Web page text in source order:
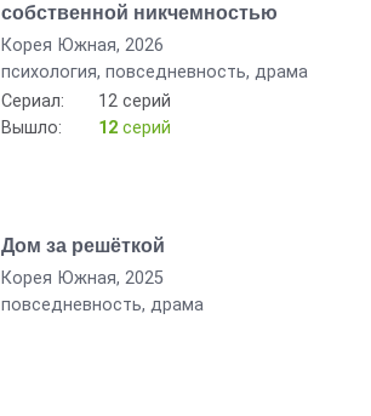
собственной никчемностью
Корея Южная, 2026
психология, повседневность, драма
Сериал:
12 серий
Вышло:
12 серий
Дом за решёткой
Корея Южная, 2025
повседневность, драма